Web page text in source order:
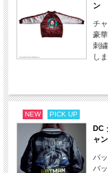
ン
チ
豪
刺
し
NEW PICK UP
DC
ャン
バ
バ